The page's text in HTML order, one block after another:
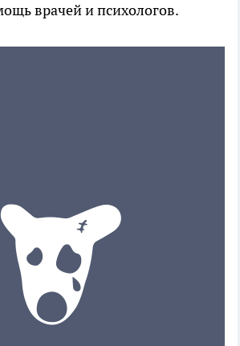
врачей и психологов.